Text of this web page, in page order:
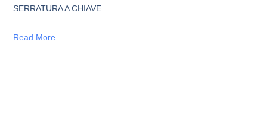
SERRATURA A CHIAVE
Read More